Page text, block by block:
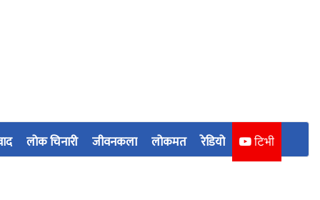
लोक चिनारी जीवनकला लोकमत रेडियो टिभी